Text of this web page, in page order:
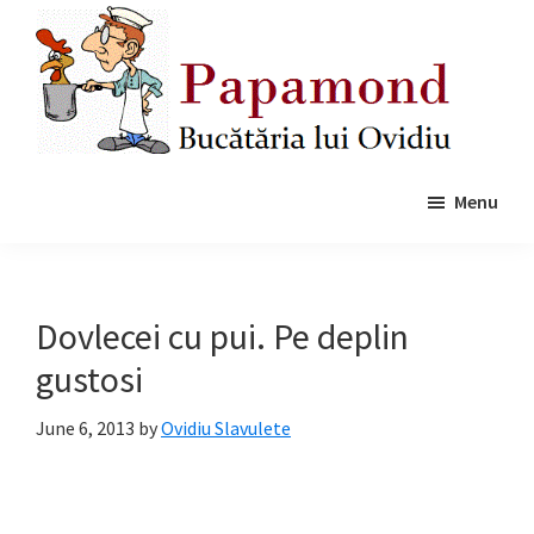
main
content
primary
sidebar
Menu
Dovlecei cu pui. Pe deplin
gustosi
June 6, 2013 byOvidiu Slavulete